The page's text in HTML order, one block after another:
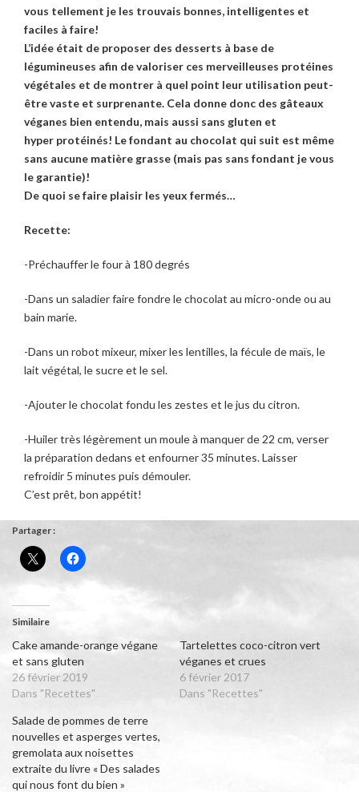
vous tellement je les trouvais bonnes, intelligentes et
faciles à faire!
L’idée était de proposer des desserts à base de
légumineuses afin de valoriser ces merveilleuses protéines
végétales et de montrer à quel point leur utilisation peut-
être vaste et surprenante. Cela donne donc des gâteaux
véganes bien entendu, mais aussi sans gluten et
hyper protéinés! Le fondant au chocolat qui suit est même
sans aucune matière grasse (mais pas sans fondant je vous
le garantie)!
De quoi se faire plaisir les yeux fermés…
Recette:
-Préchauffer le four à 180 degrés
-Dans un saladier faire fondre le chocolat au micro-onde ou au
bain marie.
-Dans un robot mixeur, mixer les lentilles, la fécule de maïs, le
lait végétal, le sucre et le sel.
-Ajouter le chocolat fondu les zestes et le jus du citron.
-Huiler très légèrement un moule à manquer de 22 cm, verser
la préparation dedans et enfourner 35 minutes. Laisser
refroidir 5 minutes puis démouler.
C’est prêt, bon appétit!
Partager :
Similaire
Cake amande-orange végane
et sans gluten
26 février 2019
Dans "Recettes"
Tartelettes coco-citron vert
véganes et crues
6 février 2017
Dans "Recettes"
Salade de pommes de terre
nouvelles et asperges vertes,
gremolata aux noisettes
extraite du livre « Des salades
qui nous font du bien »